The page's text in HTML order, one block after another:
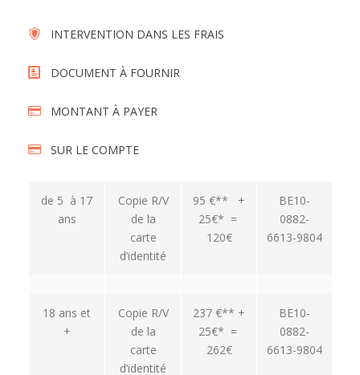
INTERVENTION DANS LES FRAIS
DOCUMENT À FOURNIR
MONTANT À PAYER
SUR LE COMPTE
de 5 à 17
ans
Copie R/V
de la
carte
d’identité
95 €** +
25€* =
120€
BE10-
0882-
6613-9804
18 ans et
+
Copie R/V
de la
carte
d’identité
237 €** +
25€* =
262€
BE10-
0882-
6613-9804